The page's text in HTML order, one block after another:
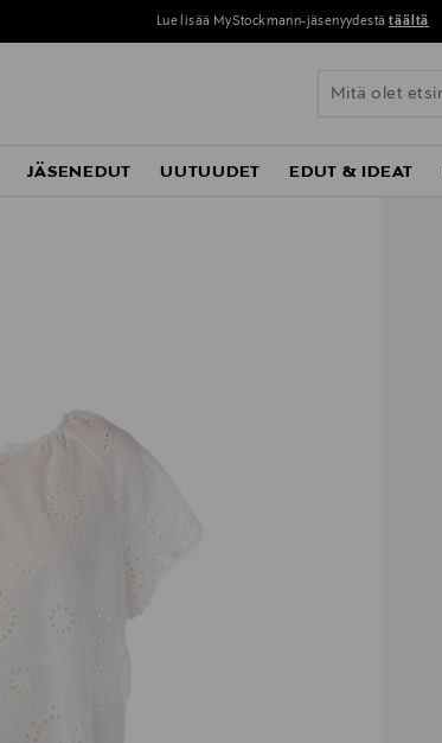
Lue lisää MyStockmann-jäsenyydestä täältä
JÄSENEDUT UUTUUDET EDUT & IDEAT